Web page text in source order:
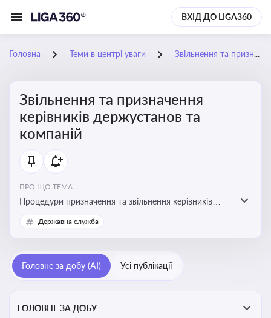
ВХІД ДО LIGA360
Головна Теми в центрі уваги Звільнення та призначення керівників держустанов та компаній
Звільнення та призначення
керівників держустанов та
компаній
ПРО ЩО ТЕМА:
Процедури призначення та звільнення керівників
установ та підприємств
Державна служба
Головне за добу (AI) Усі публікації
ГОЛОВНЕ ЗА ДОБУ